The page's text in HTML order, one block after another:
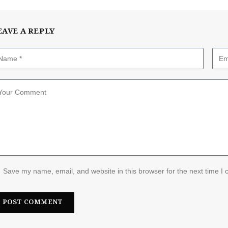
A REPLY
Save my name, email, and website in this browser for the next time I